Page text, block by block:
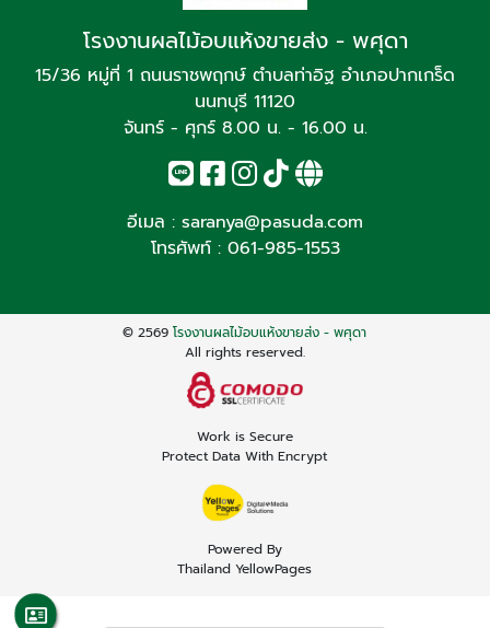
โรงงานผลไม้อบแห้งขายส่ง - พศุดา
15/36 หมู่ที่ 1 ถนนราชพฤกษ์ ตำบลท่าอิฐ อำเภอปากเกร็ด
นนทบุรี 11120
จันทร์ - ศุกร์ 8.00 น. - 16.00 น.
อีเมล : saranya@pasuda.com
โทรศัพท์ : 061-985-1553
© 2569โรงงานผลไม้อบแห้งขายส่ง - พศุดา
All rights reserved.
Work is Secure
Protect Data With Encrypt
Powered By
Thailand YellowPages